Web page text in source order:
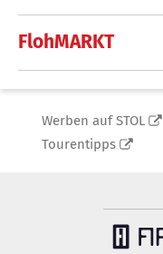
FlohMARKT
Werben auf STOL
Tourentipps